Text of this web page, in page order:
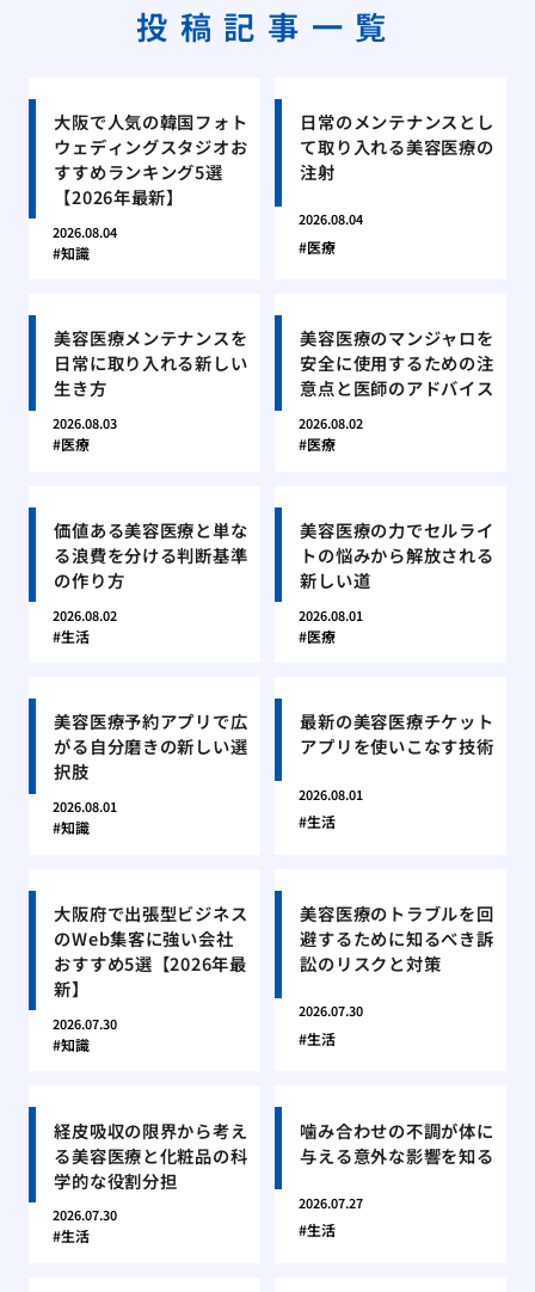
投稿記事一覧
大阪で人気の韓国フォト
ウェディングスタジオお
すすめランキング5選
【2026年最新】
2026.08.04
知識
日常のメンテナンスとし
て取り入れる美容医療の
注射
2026.08.04
医療
美容医療メンテナンスを
日常に取り入れる新しい
生き方
2026.08.03
医療
美容医療のマンジャロを
安全に使用するための注
意点と医師のアドバイス
2026.08.02
医療
価値ある美容医療と単な
る浪費を分ける判断基準
の作り方
2026.08.02
生活
美容医療の力でセルライ
トの悩みから解放される
新しい道
2026.08.01
医療
美容医療予約アプリで広
がる自分磨きの新しい選
択肢
2026.08.01
知識
最新の美容医療チケット
アプリを使いこなす技術
2026.08.01
生活
大阪府で出張型ビジネス
のWeb集客に強い会社
おすすめ5選【2026年最
新】
2026.07.30
知識
美容医療のトラブルを回
避するために知るべき訴
訟のリスクと対策
2026.07.30
生活
経皮吸収の限界から考え
る美容医療と化粧品の科
学的な役割分担
2026.07.30
生活
噛み合わせの不調が体に
与える意外な影響を知る
2026.07.27
生活